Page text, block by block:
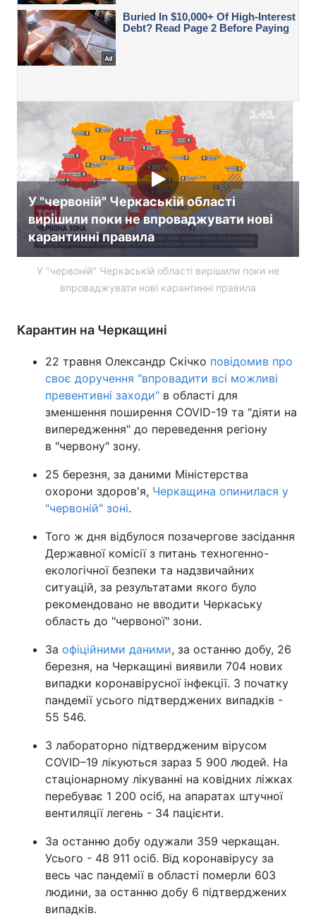
У "червоній" Черкаській області
вирішили поки не впроваджувати нові
карантинні правила
У "червоній" Черкаській області вирішили поки не
впроваджувати нові карантинні правила
Карантин на Черкащині
22 травня Олександр Скічко повідомив про
своє доручення "впровадити всі можливі
превентивні заходи" в області для
зменшення поширення COVID-19 та "діяти на
випередження" до переведення регіону
в "червону" зону.
25 березня, за даними Міністерства
охорони здоров'я, Черкащина опинилася у
"червоній" зоні.
Того ж дня відбулося позачергове засідання
Державної комісії з питань техногенно-
екологічної безпеки та надзвичайних
ситуацій, за результатами якого було
рекомендовано не вводити Черкаську
область до "червоної" зони.
За офіційними даними, за останню добу, 26
березня, на Черкащині виявили 704 нових
випадки коронавірусної інфекції. З початку
пандемії усього підтверджених випадків -
55 546.
З лабораторно підтвердженим вірусом
COVID–19 лікуються зараз 5 900 людей. На
стаціонарному лікуванні на ковідних ліжках
перебуває 1 200 осіб, на апаратах штучної
вентиляції легень - 34 пацієнти.
За останню добу одужали 359 черкащан.
Усього - 48 911 осіб. Від коронавірусу за
весь час пандемії в області померли 603
людини, за останню добу 6 підтверджених
випадків.